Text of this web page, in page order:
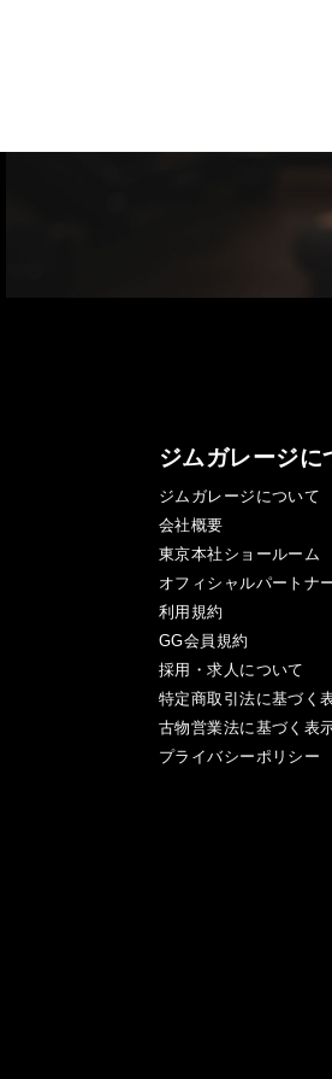
ジムガレージに
ジムガレージについて
会社概要
東京本社ショールーム
オフィシャルパートナ
利用規約
GG会員規約
採用・求人について
特定商取引法に基づく
古物営業法に基づく表
プライバシーポリシー